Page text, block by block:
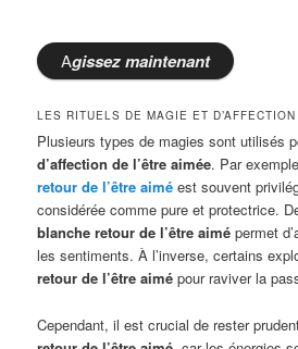
Agissezmaintenant
LES RITUELS DE MAGIE ET
Plusieurs types de magies sont utilisés
d’affection de l’être aimée. Par
retour de l’être aimé est souvent
considérée comme pure et protectrice.
blanche retour de l’être aimé permet
les sentiments. À l’inverse, certains
retour de l’être aimé pour raviver la
Cependant, il est crucial de rester